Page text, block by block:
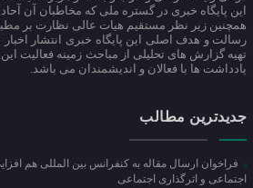
این پایگاه خبری در گستره ملی که مخاطبان آن
همچنین زیر نظر مستقیم هیات عالی نظارت بر
رسالت و هدف اصلی این پایگاه خبری انتشار اخبار
تهیه گزارش های تحلیلی از مباحث زمینه فعالیت
یادداشت ها با فعالان و اندیشمندان می باشد.
جدیدترین مطالب
فراخوان ارسال مقاله به کنفرانس بین المللی هم
اجتماعی و اثرگذاری اجتماعی